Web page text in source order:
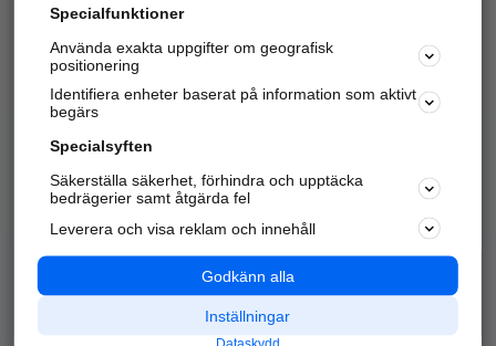
Kom igång och annonsera mot
samarbetspartners nära dig.
Alla kategorier
Populära sökningar
API & Kartor
Annonsera
Integritet
Nödnummer
Specialfunktioner
Använda exakta uppgifter om geografisk
positionering
Identifiera enheter baserat på information som aktivt
begärs
Specialsyften
Säkerställa säkerhet, förhindra och upptäcka
bedrägerier samt åtgärda fel
Leverera och visa reklam och innehåll
Godkänn alla
Inställningar
Dataskydd